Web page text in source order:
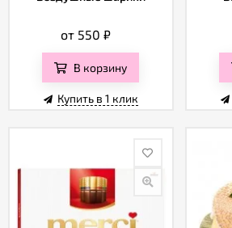
от 550₽
В корзину
Купить в 1 клик